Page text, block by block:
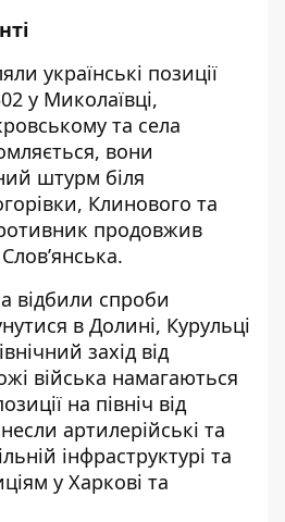
українські позиції
у Миколаївці,
та села
вони
штурм біля
Клинового та
продовжив
відбили спроби
в Долині, Курульці
захід від
війська намагаються
на північ від
артилерійські та
інфраструктурі та
у Харкові та